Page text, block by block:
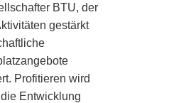
BTU, der
gestärkt
Profitieren wird
Entwicklung